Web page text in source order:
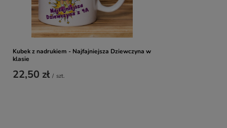
Kubek z nadrukiem - Najfajniejsza Dziewczyna w
klasie
22,50 zł / szt.